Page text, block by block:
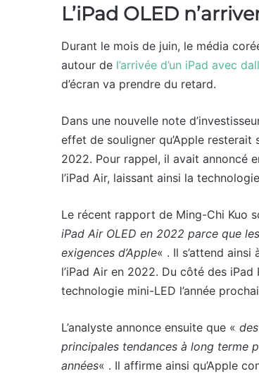
L’iPad OLED
Durant le mois de juin, le média
autour de l’arrivée d’un iPad avec
d’écran va prendre du retard.
Dans une nouvelle note
effet de souligner qu’Apple
2022. Pour rappel, il avait annoncé
l’iPad Air, laissant ainsi la
Le récent rapport de Ming-Chi Kuo
iPad Air OLED en 2022 parce que
exigences d’Apple« . Il s’attend
l’iPad Air en 2022. Du côté des
technologie mini-LED l’année
L’analyste annonce ensuite que «
principales tendances à long terme
années« . Il affirme ainsi qu’Apple